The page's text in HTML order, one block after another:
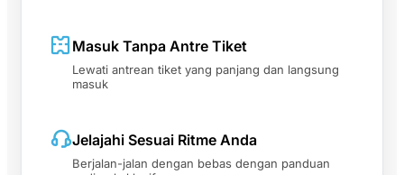
Masuk Tanpa Antre Tiket
Lewati antrean tiket yang panjang dan langsung
masuk
Jelajahi Sesuai Ritme Anda
Berjalan-jalan dengan bebas dengan panduan